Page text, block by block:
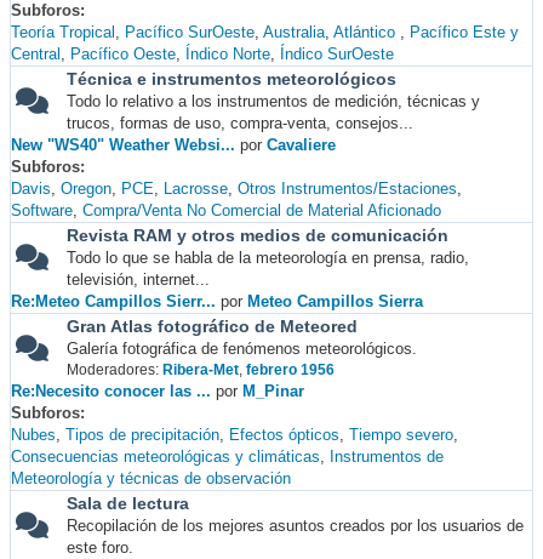
Subforos
Teoría Tropical
Pacífico SurOeste Australia Atlántico
Pacífico Este y
Central
Pacífico Oeste Índico Norte Índico SurOeste
Técnica e instrumentos meteorológicos
Todo lo relativo a los instrumentos de medición, técnicas y
trucos, formas de uso, compra-venta, consejos...
New "WS40" Weather Websi... por Cavaliere
Subforos
Davis Oregon PCE Lacrosse Otros Instrumentos/Estaciones
Software Compra/Venta No Comercial de Material Aficionado
Revista RAM y otros medios de comunicación
Todo lo que se habla de la meteorología en prensa, radio,
televisión, internet...
Re:Meteo Campillos Sierr... por Meteo Campillos Sierra
Gran Atlas fotográfico de Meteored
Galería fotográfica de fenómenos meteorológicos.
Moderadores: Ribera-Met, febrero 1956
Re:Necesito conocer las ... por M_Pinar
Subforos
Nubes Tipos de precipitación Efectos ópticos Tiempo severo
Consecuencias meteorológicas y climáticas
Instrumentos de
Meteorología y técnicas de observación
Sala de lectura
Recopilación de los mejores asuntos creados por los usuarios de
este foro.